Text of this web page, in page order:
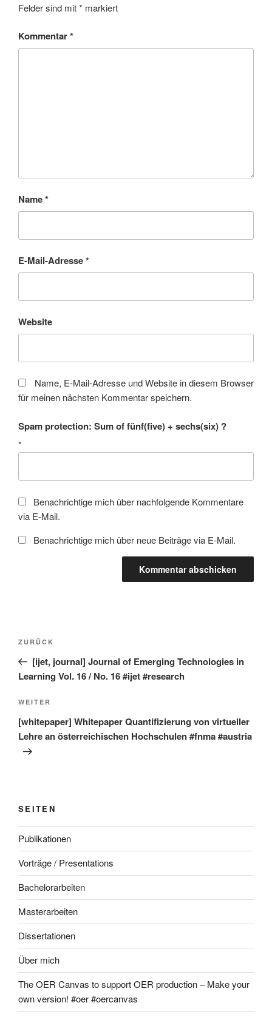
Felder sind mit* markiert
Kommentar*
Name*
E-Mail-Adresse*
Website
Name, E-Mail-Adresse und Website in diesem Browser
für meinen nächsten Kommentar speichern.
Spam protection: Sum of fünf(five) + sechs(six) ?
*
Benachrichtige mich über nachfolgende Kommentare
via E-Mail.
Benachrichtige mich über neue Beiträge via E-Mail.
Beitragsnavigation
Vorheriger
Beitrag
ZURÜCK
[ijet, journal] Journal of Emerging Technologies in
Learning Vol. 16 / No. 16 #ijet #research
Nächster
Beitrag
WEITER
[whitepaper] Whitepaper Quantifizierung von virtueller
Lehre an österreichischen Hochschulen #fnma #austria
SEITEN
Publikationen
Vorträge / Presentations
Bachelorarbeiten
Masterarbeiten
Dissertationen
Über mich
The OER Canvas to support OER production – Make your
own version! #oer #oercanvas